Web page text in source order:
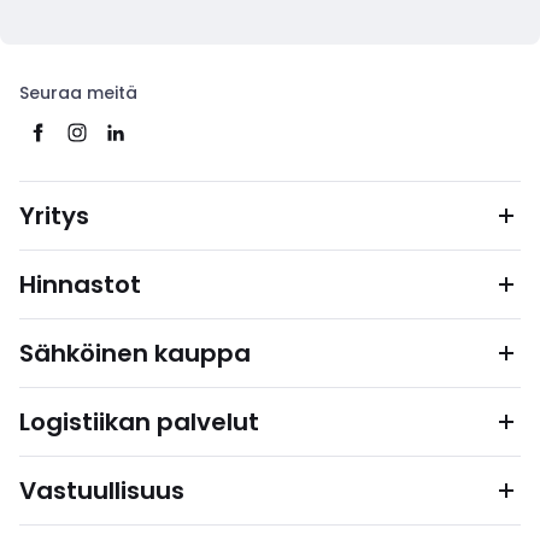
Seuraa meitä
Yritys
Hinnastot
Sähköinen kauppa
Logistiikan palvelut
Vastuullisuus